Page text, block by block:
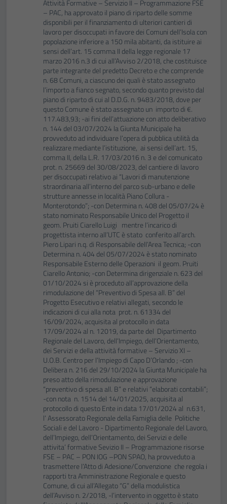
Attività Formative – Servizio II – Programmazione FSE
– PAC, ha approvato il piano di riparto delle somme
disponibili per il finanziamento di ulteriori cantieri di
lavoro per disoccupati in favore dei Comuni dell’Isola con
popolazione inferiore a 150 mila abitanti, da istituire ai
sensi dell’art. 15 comma II della legge regionale 17
marzo 2016 n.3 di cui all’Avviso 2/2018, che costituisce
parte integrante del predetto Decreto e che comprende
n. 68 Comuni, a ciascuno dei quali è stato assegnato
l’importo a fianco segnato, secondo quanto previsto dal
piano di riparto di cui al D.D.G. n. 9483/2018, dove per
questo Comune è stato assegnato un importo di €.
117.483,93; -ai fini dell’attuazione con atto deliberativo
n. 144 del 03/07/2024 la Giunta Municipale ha
provveduto ad individuare l’opera di pubblica utilità da
realizzare mediante l’istituzione, ai sensi dell’art. 15,
comma II, della L.R. 17/03/2016 n. 3 e del comunicato
prot. n. 25669 del 30/08/2023, del cantiere di lavoro
per disoccupati relativo ai “Lavori di manutenzione
straordinaria all’interno del parco sub-urbano e delle
strutture annesse in località Piano Collura -
Monterotondo”; -con Determina n. 408 del 05/07/24 è
stato nominato Responsabile Unico del Progetto il
geom. Pruiti Ciarello Luigi mentre l’incarico di
progettista interno all’UTC è stato conferito all’arch.
Piero Lipari n.q. di Responsabile dell’Area Tecnica; -con
Determina n. 404 del 05/07/2024 è stato nominato
Responsabile Esterno delle Operazioni il geom. Pruiti
Ciarello Antonio; -con Determina dirigenziale n. 623 del
01/10/2024 si è proceduto all’approvazione della
rimodulazione del “Preventivo di Spesa all. B” del
Progetto Esecutivo e relativi allegati, secondo le
indicazioni di cui alla nota prot. n. 61334 del
16/09/2024, acquisita al protocollo in data
17/09/2024 al n. 12019, da parte del Dipartimento
Regionale del Lavoro, dell’Impiego, dell’Orientamento,
dei Servizi e della attività formative – Servizio XI –
U.O.B. Centro per l’Impiego di Capo D’Orlando ; -con
Delibera n. 216 del 29/10/2024 la Giunta Municipale ha
preso atto della rimodulazione e approvazione
“preventivo di spesa all. B” e relativi “elaborati contabili”;
-con nota n. 1514 del 14/01/2025, acquisita al
protocollo di questo Ente in data 17/01/2024 al n.631,
l’ Assessorato Regionale della Famiglia delle Politiche
Sociali e del Lavoro - Dipartimento Regionale del Lavoro,
dell’Impiego, dell’Orientamento, dei Servizi e delle
attivita’ formative Sevizio II – Programmazione risorse
FSE – PAC – PON IOG –PON SPAO, ha provveduto a
trasmettere l’Atto di Adesione/Convenzione che regola i
rapporti tra Amministrazione Regionale e questo
Comune, di cui all’Allegato “G” della modulistica
dell’Avviso n. 2/2018, -l’intervento in oggetto è stato